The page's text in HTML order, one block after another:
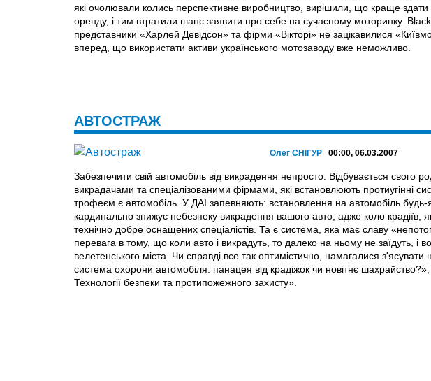
які очолювали колись перспективне виробництво, вирішили, що краще здати
оренду, і тим втратили шанс заявити про себе на сучасному моторинку.
представники «Харлей Девідсон» та фірми «Вікторі» не зацікавилися
вперед, що використати активи українського мотозаводу вже неможливо.
АВТОСТРАЖ
Олег СНІГУР 00:00, 06.03.2007
Забезпечити свій автомобіль від викрадення непросто. Відбувається свого
викрадачами та спеціалізованими фірмами, які встановлюють протиугінні
трофеєм є автомобіль. У ДАІ запевняють: встановлення на автомобіль будь-
кардинально знижує небезпеку викрадення вашого авто, адже коло крадіїв,
технічно добре оснащених спеціалістів. Та є система, яка має славу
перевага в тому, що коли авто і викрадуть, то далеко на ньому не заїдуть, і
велетенського міста. Чи справді все так оптимістично, намагалися з'ясувати
система охорони автомобіля: панацея від крадіжок чи новітнє
Технології безпеки та протипожежного захисту».